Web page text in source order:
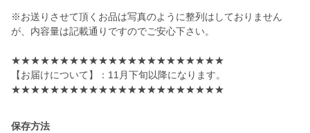
※お送りさせて頂くお品は写真のように整列はしておりません
が、内容量は記載通りですのでご安心下さい。
★★★★★★★★★★★★★★★★★★★★★★
【お届けについて】：11月下旬以降になります。
★★★★★★★★★★★★★★★★★★★★★★
保存方法